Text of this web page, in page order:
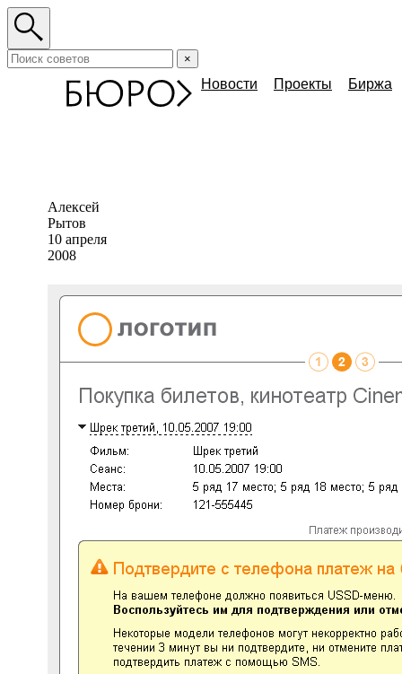
×
Новости Проекты Биржа
Алексей
Рытов
10 апреля
2008